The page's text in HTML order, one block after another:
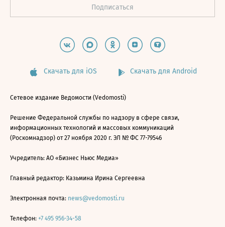
Скачать для iOS Скачать для Android
Сетевое издание Ведомости (Vedomosti)
Решение Федеральной службы по надзору в сфере связи,
информационных технологий и массовых коммуникаций
(Роскомнадзор) от 27 ноября 2020 г. ЭЛ № ФС 77-79546
Учредитель: АО «Бизнес Ньюс Медиа»
Главный редактор: Казьмина Ирина Сергеевна
Электронная почта: news@vedomosti.ru
Телефон: +7 495 956-34-58